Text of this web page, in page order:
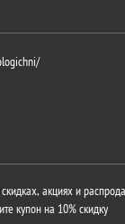
акциях и
купон на 10% скидку